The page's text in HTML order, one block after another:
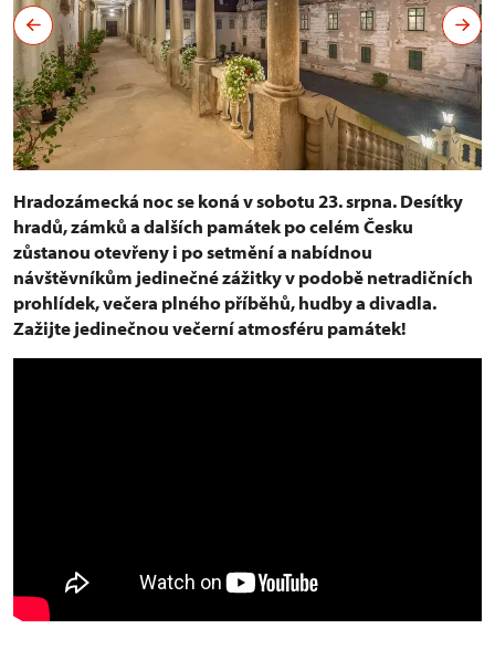
Hradozámecká noc se koná v sobotu 23. srpna. Desítky
hradů, zámků a dalších památek po celém Česku
zůstanou otevřeny i po setmění a nabídnou
návštěvníkům jedinečné zážitky v podobě netradičních
prohlídek, večera plného příběhů, hudby a divadla.
Zažijte jedinečnou večerní atmosféru památek!